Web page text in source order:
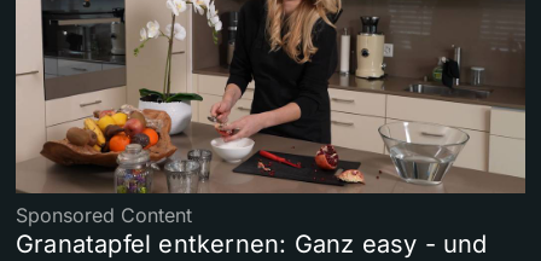
Sponsored Content
Granatapfel entkernen: Ganz easy - und